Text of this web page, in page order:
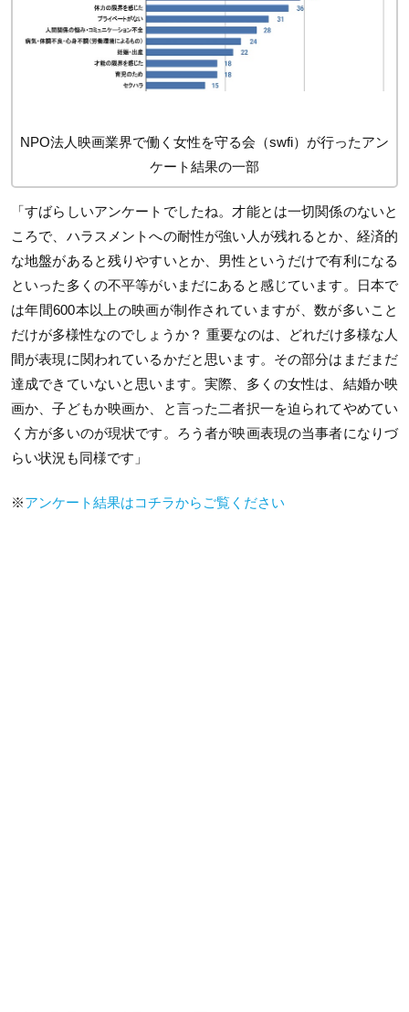
NPO法人映画業界で働く女性を守る会（swfi）が行ったアン
ケート結果の一部
「すばらしいアンケートでしたね。才能とは一切関係のないと
ころで、ハラスメントへの耐性が強い人が残れるとか、経済的
な地盤があると残りやすいとか、男性というだけで有利になる
といった多くの不平等がいまだにあると感じています。日本で
は年間600本以上の映画が制作されていますが、数が多いこと
だけが多様性なのでしょうか？ 重要なのは、どれだけ多様な人
間が表現に関われているかだと思います。その部分はまだまだ
達成できていないと思います。実際、多くの女性は、結婚か映
画か、子どもか映画か、と言った二者択一を迫られてやめてい
く方が多いのが現状です。ろう者が映画表現の当事者になりづ
らい状況も同様です」
※アンケート結果はコチラからご覧ください